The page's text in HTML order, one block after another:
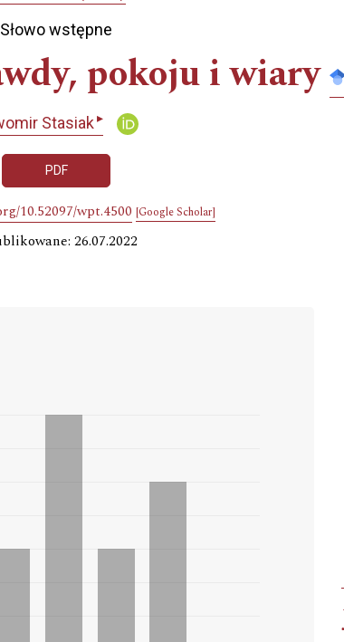
Słowo wstępne
pokoju i wiary
Stasiak ▸
PDF
10.52097/wpt.4500 [Google Scholar]
26.07.2022